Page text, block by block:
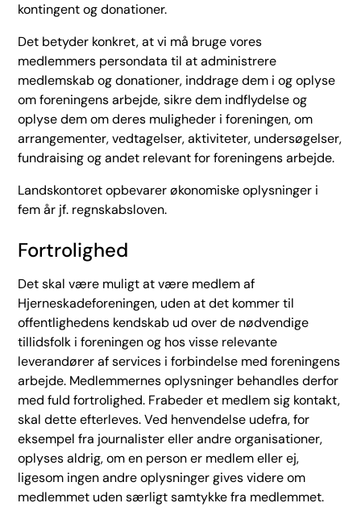
kontingent og donationer.
Det betyder konkret, at vi må bruge vores
medlemmers persondata til at administrere
medlemskab og donationer, inddrage dem i og oplyse
om foreningens arbejde, sikre dem indflydelse og
oplyse dem om deres muligheder i foreningen, om
arrangementer, vedtagelser, aktiviteter, undersøgelser,
fundraising og andet relevant for foreningens arbejde.
Landskontoret opbevarer økonomiske oplysninger i
fem år jf. regnskabsloven.
Fortrolighed
Det skal være muligt at være medlem af
Hjerneskadeforeningen, uden at det kommer til
offentlighedens kendskab ud over de nødvendige
tillidsfolk i foreningen og hos visse relevante
leverandører af services i forbindelse med foreningens
arbejde. Medlemmernes oplysninger behandles derfor
med fuld fortrolighed. Frabeder et medlem sig kontakt,
skal dette efterleves. Ved henvendelse udefra, for
eksempel fra journalister eller andre organisationer,
oplyses aldrig, om en person er medlem eller ej,
ligesom ingen andre oplysninger gives videre om
medlemmet uden særligt samtykke fra medlemmet.